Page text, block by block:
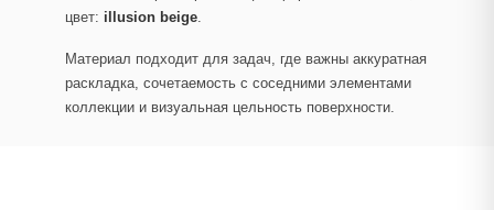
цвет: illusion beige.
Материал подходит для задач, где важны аккуратная
раскладка, сочетаемость с соседними элементами
коллекции и визуальная цельность поверхности.